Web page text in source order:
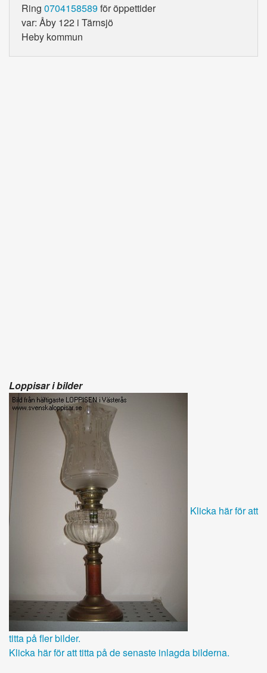
Ring 0704158589för öppettider
var: Åby 122 i Tärnsjö
Heby kommun
Loppisar i bilder
Klicka här för att
titta på fler bilder.
Klicka här för att titta på de senaste inlagda bilderna.